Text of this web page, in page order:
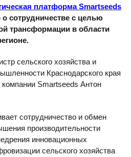
платформа Smartseeds
сотрудничестве с целью
трансформации в области
сельского хозяйства и
Краснодарского края
Smartseeds Антон
сотрудничество и обмен
производительности
инновационных
сельского хозяйства